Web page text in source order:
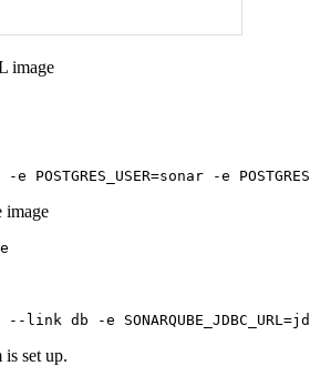
image
image
set up.